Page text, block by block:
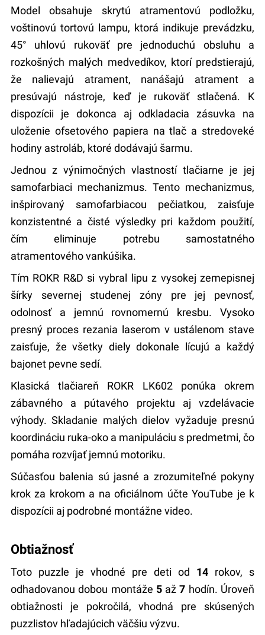
Model obsahuje skrytú atramentovú podložku,
voštinovú tortovú lampu, ktorá indikuje prevádzku,
45° uhlovú rukoväť pre jednoduchú obsluhu a
rozkošných malých medvedíkov, ktorí predstierajú,
že nalievajú atrament, nanášajú atrament a
presúvajú nástroje, keď je rukoväť stlačená. K
dispozícii je dokonca aj odkladacia zásuvka na
uloženie ofsetového papiera na tlač a stredoveké
hodiny astroláb, ktoré dodávajú šarmu.
Jednou z výnimočných vlastností tlačiarne je jej
samofarbiaci mechanizmus. Tento mechanizmus,
inšpirovaný samofarbiacou pečiatkou, zaisťuje
konzistentné a čisté výsledky pri každom použití,
čím eliminuje potrebu samostatného
atramentového vankúšika.
Tím ROKR R&D si vybral lipu z vysokej zemepisnej
šírky severnej studenej zóny pre jej pevnosť,
odolnosť a jemnú rovnomernú kresbu. Vysoko
presný proces rezania laserom v ustálenom stave
zaisťuje, že všetky diely dokonale lícujú a každý
bajonet pevne sedí.
Klasická tlačiareň ROKR LK602 ponúka okrem
zábavného a pútavého projektu aj vzdelávacie
výhody. Skladanie malých dielov vyžaduje presnú
koordináciu ruka-oko a manipuláciu s predmetmi, čo
pomáha rozvíjať jemnú motoriku.
Súčasťou balenia sú jasné a zrozumiteľné pokyny
krok za krokom a na oficiálnom účte YouTube je k
dispozícii aj podrobné montážne video.
Obtiažnosť
Toto puzzle je vhodné pre deti od 14 rokov, s
odhadovanou dobou montáže 5až7 hodín. Úroveň
obtiažnosti je pokročilá, vhodná pre skúsených
puzzlistov hľadajúcich väčšiu výzvu.